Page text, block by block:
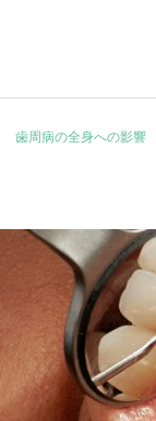
歯周病の全身への影響